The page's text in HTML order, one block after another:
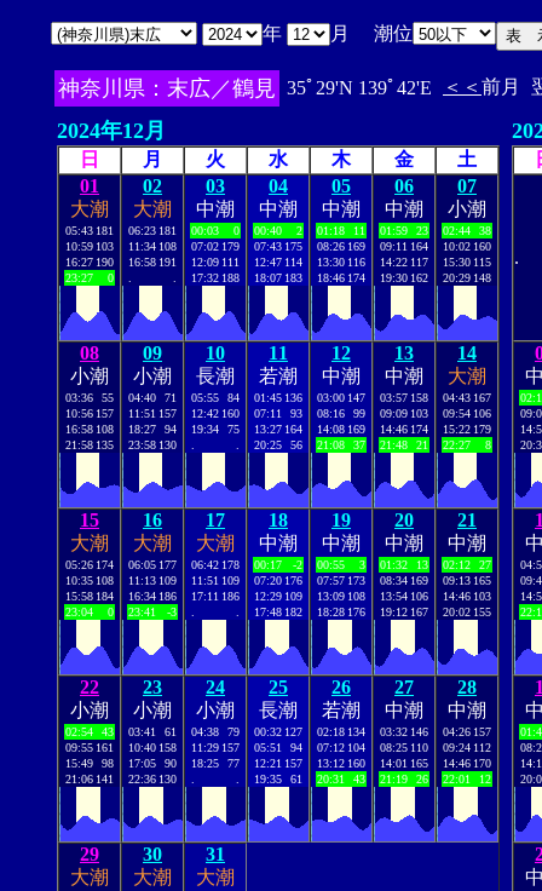
年 月 潮位
神奈川県：末広／鶴見 35ﾟ29'N 139ﾟ42'E ＜＜ 前月
2024年12月
日 月 火 水 木 金
土
01
大潮
05:43 181
10:59 103
16:27 190
23:27
0
02
大潮
06:23 181
11:34 108
16:58 191
03
中潮
00:03
0
07:02 179
12:09 111
17:32 188
04
中潮
00:40
2
07:43 175
12:47 114
18:07 183
05
中潮
01:18
11
08:26 169
13:30 116
18:46 174
06
中潮
01:59
23
09:11 164
14:22 117
19:30 162
07
小潮
02:44
38
10:02 160
15:30 115
20:29 148
08
小潮
03:36
55
10:56 157
16:58 108
21:58 135
09
小潮
04:40
71
11:51 157
18:27
94
23:58 130
10
長潮
05:55
84
12:42 160
19:34
75
11
若潮
01:45 136
07:11
93
13:27 164
20:25
56
12
中潮
03:00 147
08:16
99
14:08 169
21:08
37
13
中潮
03:57 158
09:09 103
14:46 174
21:48
21
14
大潮
04:43 167
09:54 106
15:22 179
22:27
8
15
大潮
05:26 174
10:35 108
15:58 184
23:04
0
16
大潮
06:05 177
11:13 109
16:34 186
23:41
-3
17
大潮
06:42 178
11:51 109
17:11 186
18
中潮
00:17
-2
07:20 176
12:29 109
17:48 182
19
中潮
00:55
3
07:57 173
13:09 108
18:28 176
20
中潮
01:32
13
08:34 169
13:54 106
19:12 167
21
中潮
02:12
27
09:13 165
14:46 103
20:02 155
22
小潮
02:54
43
09:55 161
15:49
98
21:06 141
23
小潮
03:41
61
10:40 158
17:05
90
22:36 130
24
小潮
04:38
79
11:29 157
18:25
77
25
長潮
00:32 127
05:51
94
12:21 157
19:35
61
26
若潮
02:18 134
07:12 104
13:12 160
20:31
43
27
中潮
03:32 146
08:25 110
14:01 165
21:19
26
28
中潮
04:26 157
09:24 112
14:46 170
22:01
12
29
大潮
30
大潮
31
大潮
.